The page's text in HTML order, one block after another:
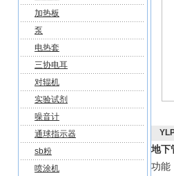
加热板
泵
电热套
三协电耳
对辊机
实验试剂
噪音计
通球指示器
sb粉
喷涂机
地下
功能